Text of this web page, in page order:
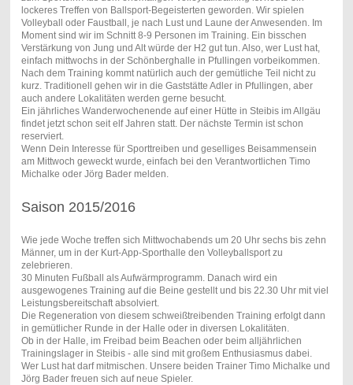
lockeres Treffen von Ballsport-Begeisterten geworden. Wir spielen
Volleyball oder Faustball, je nach Lust und Laune der Anwesenden. Im
Moment sind wir im Schnitt 8-9 Personen im Training. Ein bisschen
Verstärkung von Jung und Alt würde der H2 gut tun. Also, wer Lust hat,
einfach mittwochs in der Schönberghalle in Pfullingen vorbeikommen.
Nach dem Training kommt natürlich auch der gemütliche Teil nicht zu
kurz. Traditionell gehen wir in die Gaststätte Adler in Pfullingen, aber
auch andere Lokalitäten werden gerne besucht.
Ein jährliches Wanderwochenende auf einer Hütte in Steibis im Allgäu
findet jetzt schon seit elf Jahren statt. Der nächste Termin ist schon
reserviert.
Wenn Dein Interesse für Sporttreiben und geselliges Beisammensein
am Mittwoch geweckt wurde, einfach bei den Verantwortlichen Timo
Michalke oder Jörg Bader melden.
Saison 2015/2016
Wie jede Woche treffen sich Mittwochabends um 20 Uhr sechs bis zehn
Männer, um in der Kurt-App-Sporthalle den Volleyballsport zu
zelebrieren.
30 Minuten Fußball als Aufwärmprogramm. Danach wird ein
ausgewogenes Training auf die Beine gestellt und bis 22.30 Uhr mit viel
Leistungsbereitschaft absolviert.
Die Regeneration von diesem schweißtreibenden Training erfolgt dann
in gemütlicher Runde in der Halle oder in diversen Lokalitäten.
Ob in der Halle, im Freibad beim Beachen oder beim alljährlichen
Trainingslager in Steibis - alle sind mit großem Enthusiasmus dabei.
Wer Lust hat darf mitmischen. Unsere beiden Trainer Timo Michalke und
Jörg Bader freuen sich auf neue Spieler.